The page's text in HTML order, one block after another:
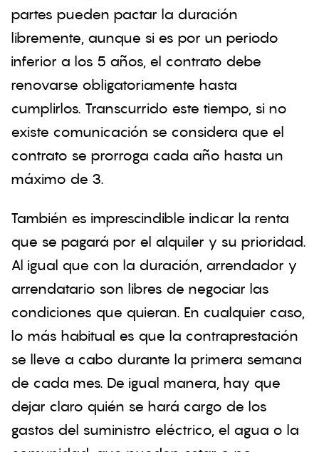
partes pueden pactar la duración
libremente, aunque si es por un periodo
inferior a los 5 años, el contrato debe
renovarse obligatoriamente hasta
cumplirlos. Transcurrido este tiempo, si no
existe comunicación se considera que el
contrato se prorroga cada año hasta un
máximo de 3.
También es imprescindible indicar la renta
que se pagará por el alquiler y su prioridad.
Al igual que con la duración, arrendador y
arrendatario son libres de negociar las
condiciones que quieran. En cualquier caso,
lo más habitual es que la contraprestación
se lleve a cabo durante la primera semana
de cada mes. De igual manera, hay que
dejar claro quién se hará cargo de los
gastos del suministro eléctrico, el agua o la